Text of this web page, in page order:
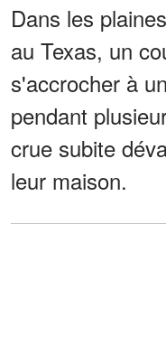
Dans les
au Texas, un
s'accrocher à
pendant
crue subite
leur maison.